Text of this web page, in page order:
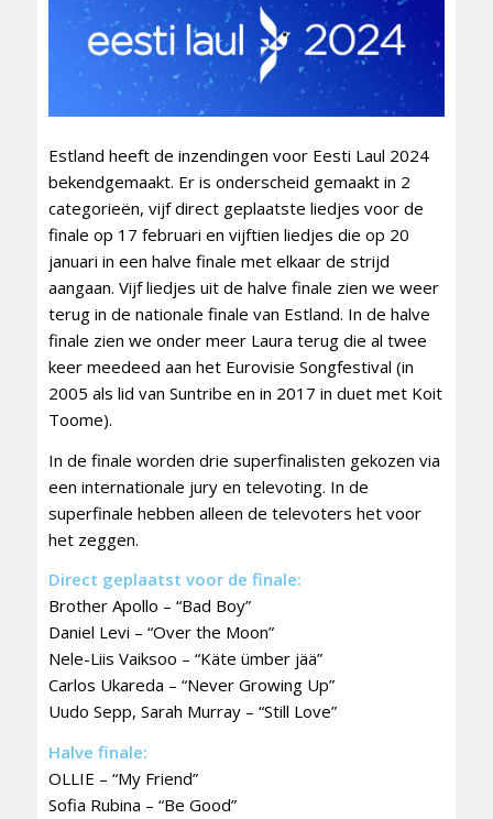
Estland heeft de inzendingen voor Eesti Laul 2024
bekendgemaakt. Er is onderscheid gemaakt in 2
categorieën, vijf direct geplaatste liedjes voor de
finale op 17 februari en vijftien liedjes die op 20
januari in een halve finale met elkaar de strijd
aangaan. Vijf liedjes uit de halve finale zien we weer
terug in de nationale finale van Estland. In de halve
finale zien we onder meer Laura terug die al twee
keer meedeed aan het Eurovisie Songfestival (in
2005 als lid van Suntribe en in 2017 in duet met Koit
Toome).
In de finale worden drie superfinalisten gekozen via
een internationale jury en televoting. In de
superfinale hebben alleen de televoters het voor
het zeggen.
Direct geplaatst voor de finale:
Brother Apollo – “Bad Boy”
Daniel Levi – “Over the Moon”
Nele-Liis Vaiksoo – “Käte ümber jää”
Carlos Ukareda – “Never Growing Up”
Uudo Sepp, Sarah Murray – “Still Love”
Halve finale:
OLLIE – “My Friend”
Sofia Rubina – “Be Good”